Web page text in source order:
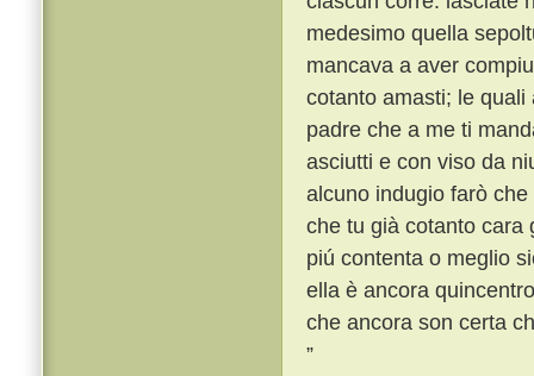
medesimo quella
mancava a aver
cotanto amasti; le
padre che a me ti
asciutti e con viso da
alcuno indugio farò
che tu già cotanto cara
piú contenta o meglio
ella è ancora
che ancora son certa
”